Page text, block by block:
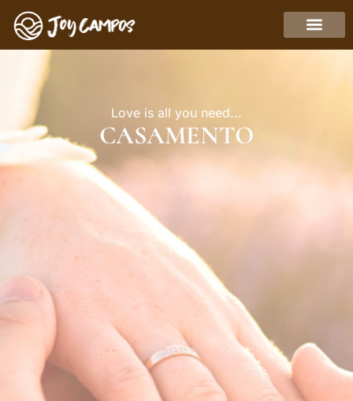
Love is all you need...
CASAMENTO